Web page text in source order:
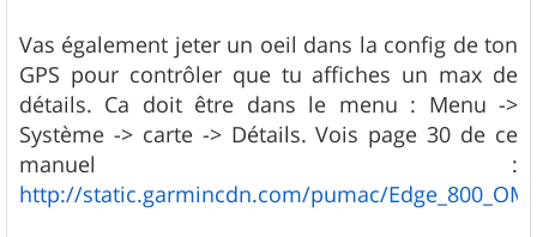
Vas également jeter un oeil dans la config de ton
GPS pour contrôler que tu affiches un max de
détails. Ca doit être dans le menu : Menu ->
Système -> carte -> Détails. Vois page 30 de ce
manuel :
http://static.garmincdn.com/pumac/